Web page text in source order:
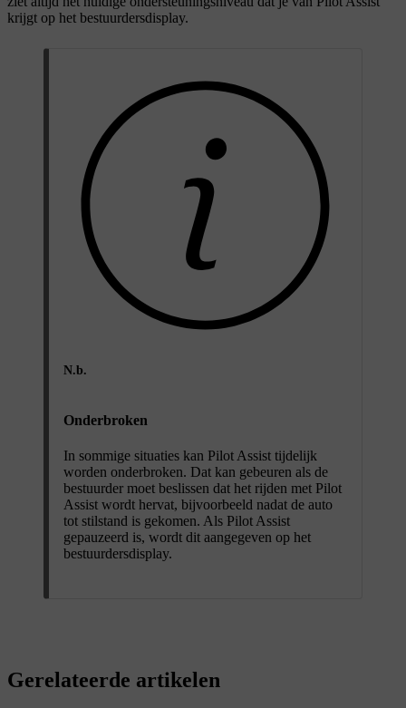
krijgt op het bestuurdersdisplay.
N.b.
Onderbroken
In sommige situaties kan Pilot Assist tijdelijk
worden onderbroken. Dat kan gebeuren als de
bestuurder moet beslissen dat het rijden met Pilot
Assist wordt hervat, bijvoorbeeld nadat de auto
tot stilstand is gekomen. Als Pilot Assist
gepauzeerd is, wordt dit aangegeven op het
bestuurdersdisplay.
Gerelateerde artikelen